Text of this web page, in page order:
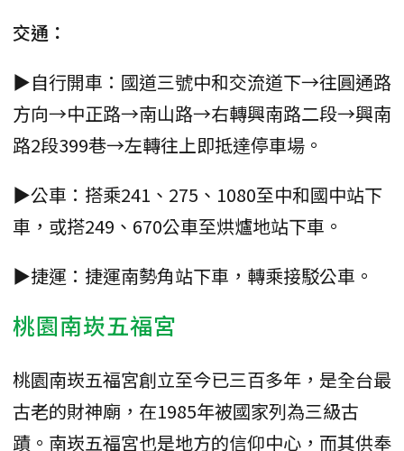
交通：
▶自行開車：國道三號中和交流道下→往圓通路
方向→中正路→南山路→右轉興南路二段→興南
路2段399巷→左轉往上即抵達停車場。
▶公車：搭乘241、275、1080至中和國中站下
車，或搭249、670公車至烘爐地站下車。
▶捷運：捷運南勢角站下車，轉乘接駁公車。
桃園南崁五福宮
桃園南崁五福宮創立至今已三百多年，是全台最
古老的財神廟，在1985年被國家列為三級古
蹟。南崁五福宮也是地方的信仰中心，而其供奉